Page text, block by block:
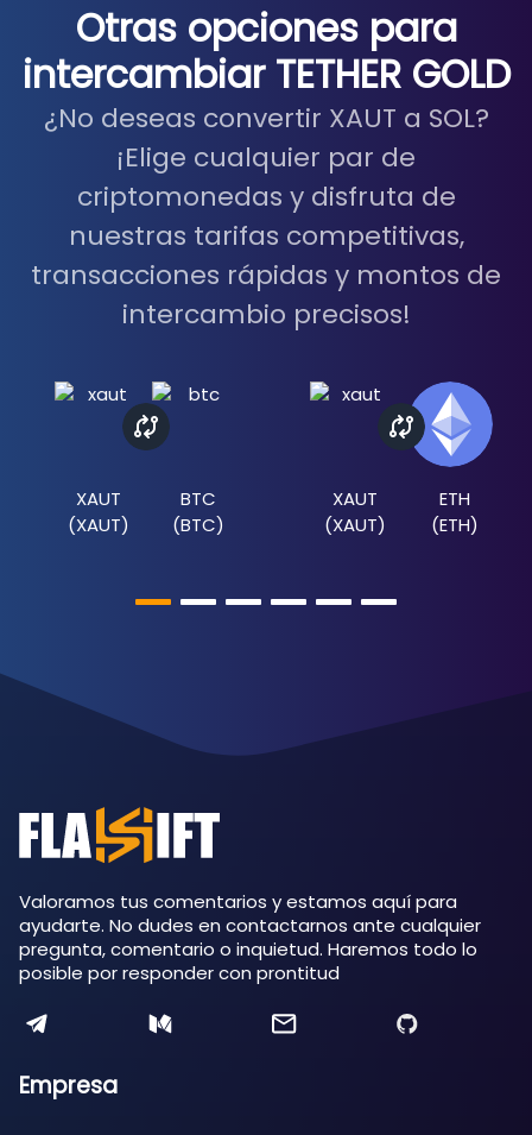
Otras opciones para
intercambiar TETHER GOLD
¿No deseas convertir XAUT a SOL?
¡Elige cualquier par de
criptomonedas y disfruta de
nuestras tarifas competitivas,
transacciones rápidas y montos de
intercambio precisos!
XAUT
(XAUT)
BTC
(BTC)
XAUT
(XAUT)
ETH
(ETH)
Valoramos tus comentarios y estamos aquí para
ayudarte. No dudes en contactarnos ante cualquier
pregunta, comentario o inquietud. Haremos todo lo
posible por responder con prontitud
Empresa